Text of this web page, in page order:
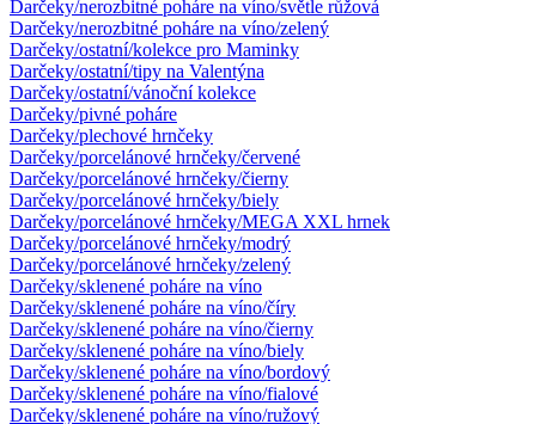
Darčeky/nerozbitné poháre na víno/světle růžová
Darčeky/nerozbitné poháre na víno/zelený
Darčeky/ostatní/kolekce pro Maminky
Darčeky/ostatní/tipy na Valentýna
Darčeky/ostatní/vánoční kolekce
Darčeky/pivné poháre
Darčeky/plechové hrnčeky
Darčeky/porcelánové hrnčeky/červené
Darčeky/porcelánové hrnčeky/čierny
Darčeky/porcelánové hrnčeky/biely
Darčeky/porcelánové hrnčeky/MEGA XXL hrnek
Darčeky/porcelánové hrnčeky/modrý
Darčeky/porcelánové hrnčeky/zelený
Darčeky/sklenené poháre na víno
Darčeky/sklenené poháre na víno/číry
Darčeky/sklenené poháre na víno/čierny
Darčeky/sklenené poháre na víno/biely
Darčeky/sklenené poháre na víno/bordový
Darčeky/sklenené poháre na víno/fialové
Darčeky/sklenené poháre na víno/ružový